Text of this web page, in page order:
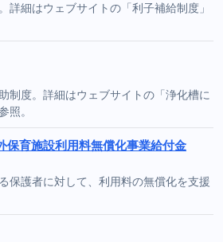
詳細はウェブサイトの「利子補給制度」
制度。詳細はウェブサイトの「浄化槽に
照。
保育施設利用料無償化事業給付金
保護者に対して、利用料の無償化を支援